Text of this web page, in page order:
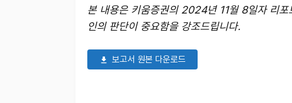
본 내용은 키움증권의 2024년 11월 8일자 리
인의 판단이 중요함을 강조드립니다.
보고서 원본 다운로드